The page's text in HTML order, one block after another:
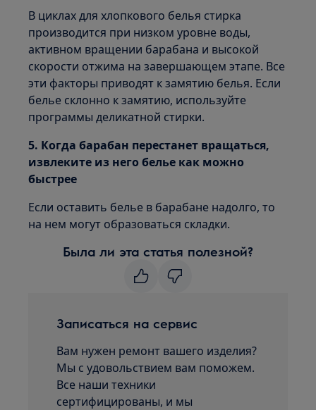
В циклах для хлопкового белья стирка
производится при низком уровне воды,
активном вращении барабана и высокой
скорости отжима на завершающем этапе. Все
эти факторы приводят к замятию белья. Если
белье склонно к замятию, используйте
программы деликатной стирки.
5. Когда барабан перестанет вращаться,
извлеките из него белье как можно
быстрее
Если оставить белье в барабане надолго, то
на нем могут образоваться складки.
Была ли эта статья полезной?
Записаться на сервис
Вам нужен ремонт вашего изделия?
Мы с удовольствием вам поможем.
Все наши техники
сертифицированы, и мы